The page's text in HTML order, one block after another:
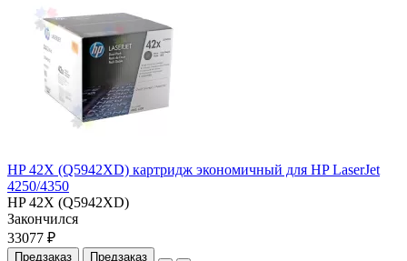
HP 42X (Q5942XD) картридж экономичный для HP LaserJet
4250/4350
HP 42X (Q5942XD)
Закончился
33077 ₽
Предзаказ Предзаказ